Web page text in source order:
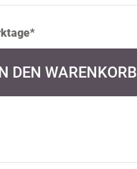
DEN WARENKORB